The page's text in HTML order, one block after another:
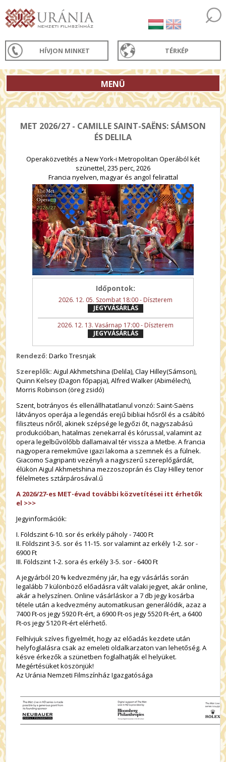
HÍVJON MINKET TÉRKÉP
MENÜ
MET 2026/27 - CAMILLE SAINT-SAËNS: SÁMSON
ÉS DELILA
Operaközvetítés a New York-i Metropolitan Operából két
szünettel, 235 perc, 2026
Francia nyelven, magyar és angol felirattal
Időpontok:
2026. 12. 05. Szombat 18:00 - Díszterem
JEGYVÁSÁRLÁS
2026. 12. 13. Vasárnap 17:00 - Díszterem
JEGYVÁSÁRLÁS
Rendező: Darko Tresnjak
Szereplők: Aigul Akhmetshina (Delila), Clay Hilley(Sámson),
Quinn Kelsey (Dagon főpapja), Alfred Walker (Abimélech),
Morris Robinson (öreg zsidó)
Szent, botrányos és ellenállhatatlanul vonzó: Saint-Saëns
látványos operája a legendás erejű bibliai hősről és a csábító
filiszteus nőről, akinek szépsége legyőzi őt, nagyszabású
produkcióban, hatalmas zenekarral és kórussal, valamint az
opera legelbűvölőbb dallamaival tér vissza a Metbe. A francia
nagyopera remekműve igazi lakoma a szemnek és a fülnek.
Giacomo Sagripanti vezényli a nagyszerű szereplőgárdát,
élükön Aigul Akhmetshina mezzoszoprán és Clay Hilley tenor
félelmetes sztárpárosával.ű
A 2026/27-es MET-évad további közvetítései itt érhetők
el >>>
Jegyinformációk:
I. Földszint 6-10. sor és erkély páholy - 7400 Ft
II. Földszint 3-5. sor és 11-15. sor valamint az erkély 1-2. sor -
6900 Ft
III. Földszint 1-2. sora és erkély 3-5. sor - 6400 Ft
A jegyárból 20 % kedvezmény jár, ha egy vásárlás során
legalább 7 különböző előadásra vált valaki jegyet, akár online,
akár a helyszínen. Online vásárláskor a 7 db jegy kosárba
tétele után a kedvezmény automatikusan generálódik, azaz a
7400 Ft-os jegy 5920 Ft-ért, a 6900 Ft-os jegy 5520 Ft-ért, a 6400
Ft-os jegy 5120 Ft-ért elérhető.
Felhívjuk szíves figyelmét, hogy az előadás kezdete után
helyfoglalásra csak az emeleti oldalkarzaton van lehetőség. A
késve érkezők a szünetben foglalhatják el helyüket.
Megértésüket köszönjük!
Az Uránia Nemzeti Filmszínház Igazgatósága